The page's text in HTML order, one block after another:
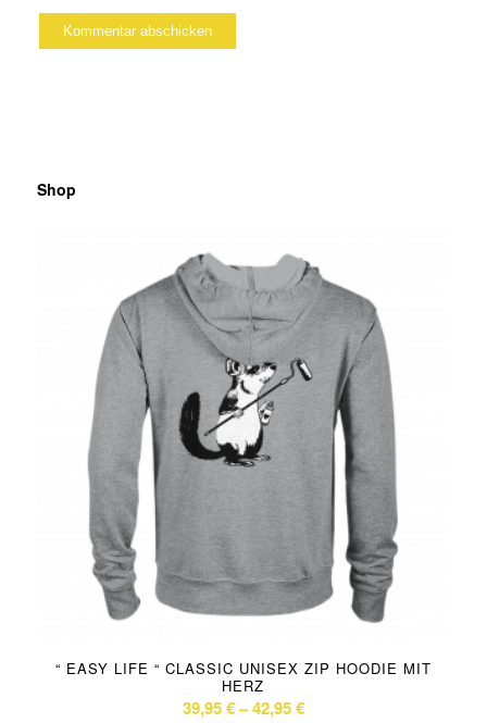
Shop
“ EASY LIFE “ CLASSIC UNISEX ZIP HOODIE MIT
HERZ
39,95€–42,95€